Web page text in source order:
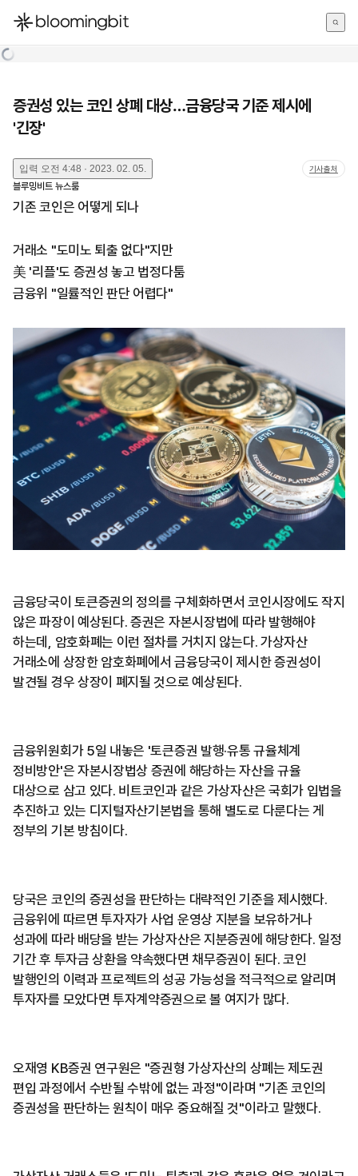
한국어
증권성 있는 코인 상폐 대상…금융당국 기준 제시에
'긴장'
입력 오전 4:48 · 2023. 02. 05. 기사출처
블루밍비트 뉴스룸
기존 코인은 어떻게 되나
거래소 "도미노 퇴출 없다"지만
美 '리플'도 증권성 놓고 법정다툼
금융위 "일률적인 판단 어렵다"
금융당국이 토큰증권의 정의를 구체화하면서 코인시장에도 작지
않은 파장이 예상된다. 증권은 자본시장법에 따라 발행해야
하는데, 암호화폐는 이런 절차를 거치지 않는다. 가상자산
거래소에 상장한 암호화폐에서 금융당국이 제시한 증권성이
발견될 경우 상장이 폐지될 것으로 예상된다.
금융위원회가 5일 내놓은 '토큰증권 발행·유통 규율체계
정비방안'은 자본시장법상 증권에 해당하는 자산을 규율
대상으로 삼고 있다. 비트코인과 같은 가상자산은 국회가 입법을
추진하고 있는 디지털자산기본법을 통해 별도로 다룬다는 게
정부의 기본 방침이다.
당국은 코인의 증권성을 판단하는 대략적인 기준을 제시했다.
금융위에 따르면 투자자가 사업 운영상 지분을 보유하거나
성과에 따라 배당을 받는 가상자산은 지분증권에 해당한다. 일정
기간 후 투자금 상환을 약속했다면 채무증권이 된다. 코인
발행인의 이력과 프로젝트의 성공 가능성을 적극적으로 알리며
투자자를 모았다면 투자계약증권으로 볼 여지가 많다.
오재영 KB증권 연구원은 "증권형 가상자산의 상폐는 제도권
편입 과정에서 수반될 수밖에 없는 과정"이라며 "기존 코인의
증권성을 판단하는 원칙이 매우 중요해질 것"이라고 말했다.